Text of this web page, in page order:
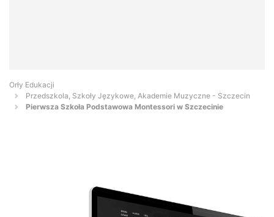
Orły Edukacji
Przedszkola, Szkoły Językowe, Akademie Muzyczne - Szczecin
Pierwsza Szkoła Podstawowa Montessori w Szczecinie